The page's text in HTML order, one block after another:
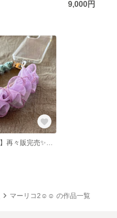
9,000円
マーリコ2☺︎☺︎ の作品一覧